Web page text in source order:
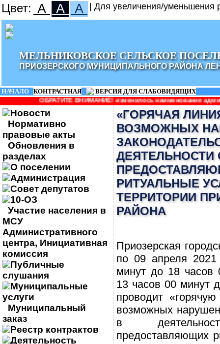
Цвет: A A A | Для увеличения/
МЕЛЬНИКОВСКОЕ СЕЛЬСКОЕ
ПРИОЗЕРСКОГО МУНИЦИПАЛЬНОГО РАЙОНА
НАЧАЛО | КОНТРАСТНАЯ |
ВЕРСИЯ ДЛЯ СЛАБОВИДЯЩИХ
ВНИМАНИЕ! изменилось наименование администрации:
Новости
Нормативно
правовые акты
Обновления в
разделах
О поселении
Администрация
Совет депутатов
10-ОЗ
Участие населения в
МСУ
Административного
центра, Инициативная
комиссия
Публичные
слушания
Муниципальные
услуги
Муниципальный
заказ
Реестр контрактов
Деятельность
«ГОРЯЧАЯ
ВОЗМОЖНЫХ
ДЕЯТЕЛЬНОСТИ
РИТУАЛЬНЫЕ
ТЕРРИТОРИИ
РАЙОНА
Приозерская
по 09 апреля
минут до 18 часов
13 часов 00 минут
проводит
возможных
в
предоставляющих